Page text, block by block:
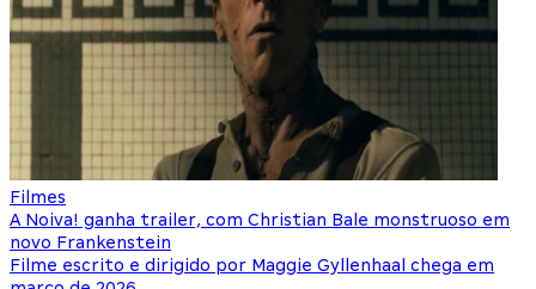
Filmes
A Noiva! ganha trailer, com Christian Bale monstruoso em
novo Frankenstein
Filme escrito e dirigido por Maggie Gyllenhaal chega em